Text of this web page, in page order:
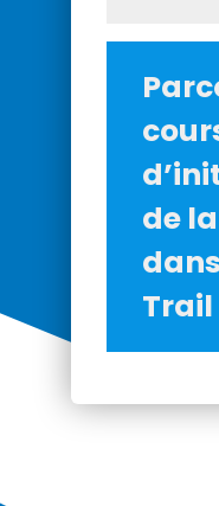
de
Trail